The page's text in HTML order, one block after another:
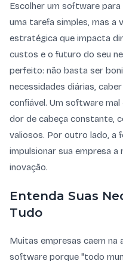
Escolher um software
uma tarefa simples, mas a
estratégica que impacta
custos e o futuro do seu
perfeito: não basta ser
necessidades diárias,
confiável. Um software
dor de cabeça constante,
valiosos. Por outro lado, a
impulsionar sua empresa
inovação.
Entenda Suas
Tudo
Muitas empresas caem na
software porque "todo